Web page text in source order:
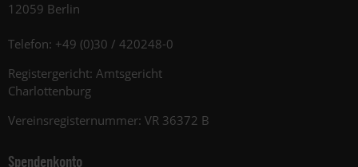
12059 Berlin
Telefon: +49 (0)30 / 420248-0
Registergericht: Amtsgericht
Charlottenburg
Vereinsregisternummer: VR 36372 B
Spendenkonto